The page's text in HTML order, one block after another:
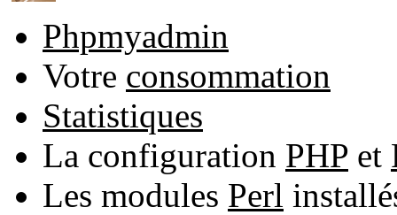
Phpmyadmin
Votre consommation
Statistiques
La configuration PHP et
Les modules Perl